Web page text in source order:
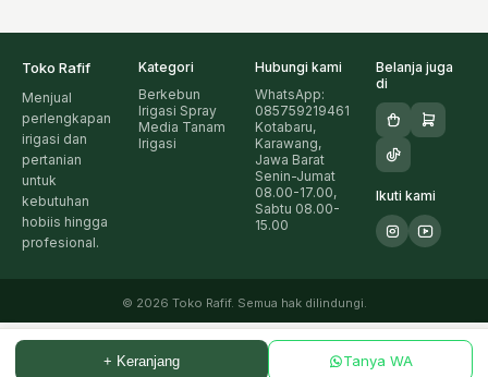
Toko Rafif
Menjual
perlengkapan
irigasi dan
pertanian
untuk
kebutuhan
hobiis hingga
profesional.
Kategori
Berkebun
Irigasi Spray
Media Tanam
Irigasi
Hubungi kami
WhatsApp:
085759219461
Kotabaru,
Karawang,
Jawa Barat
Senin-Jumat
08.00-17.00,
Sabtu 08.00-
15.00
Belanja juga
di
Ikuti kami
© 2026 Toko Rafif. Semua hak dilindungi.
+ Keranjang Tanya WA